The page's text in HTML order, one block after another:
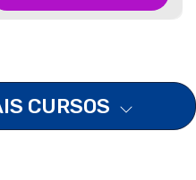
CURSOS